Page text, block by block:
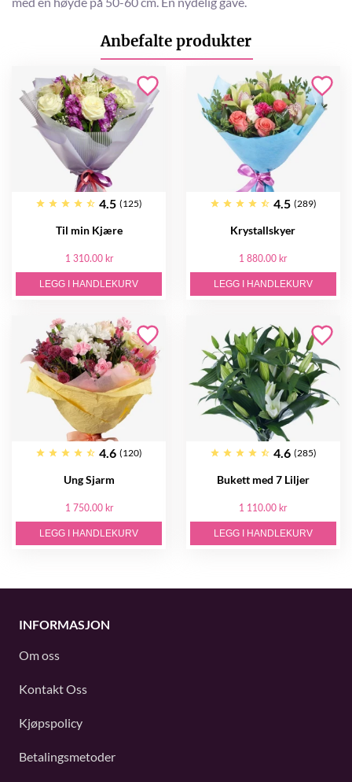
Anbefalte produkter
4.5 (125)
Til min Kjære
1 310.00 kr
LEGG I HANDLEKURV
4.5 (289)
Krystallskyer
1 880.00 kr
LEGG I HANDLEKURV
4.6 (120)
Ung Sjarm
1 750.00 kr
LEGG I HANDLEKURV
4.6 (285)
Bukett med 7 Liljer
1 110.00 kr
LEGG I HANDLEKURV
INFORMASJON
Om oss
Kontakt Oss
Kjøpspolicy
Betalingsmetoder